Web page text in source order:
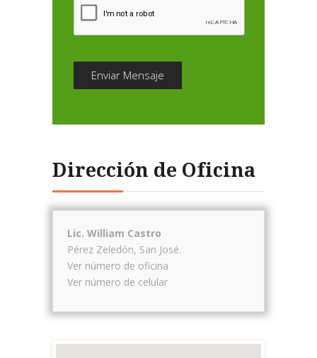
Enviar Mensaje
Dirección de Oficina
Lic. William Castro
Pérez Zeledón, San José.
Ver número de oficina
Ver número de celular